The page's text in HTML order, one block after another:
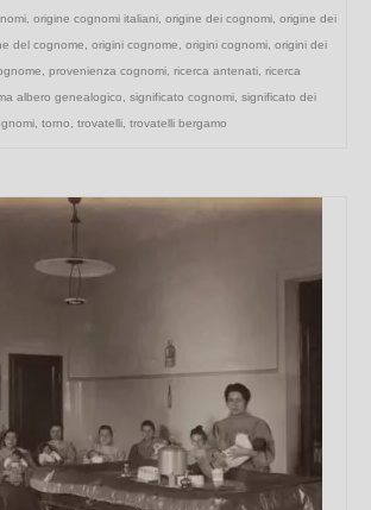
origine cognomi italiani origine dei cognomi origine dei
del cognome origini cognome origini cognomi origini dei
provenienza cognomi ricerca antenati ricerca
albero genealogico significato cognomi significato dei
torno trovatelli trovatelli bergamo